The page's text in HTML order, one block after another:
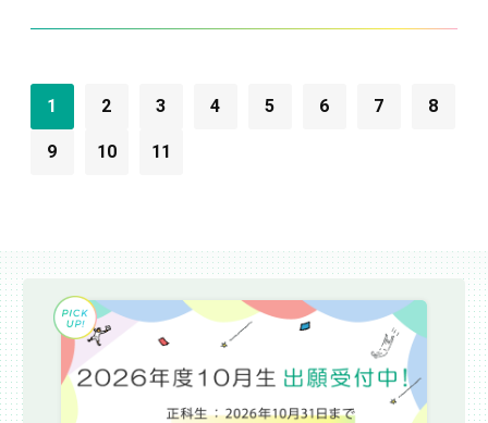
1 2 3 4 5 6 7 8
9 10 11